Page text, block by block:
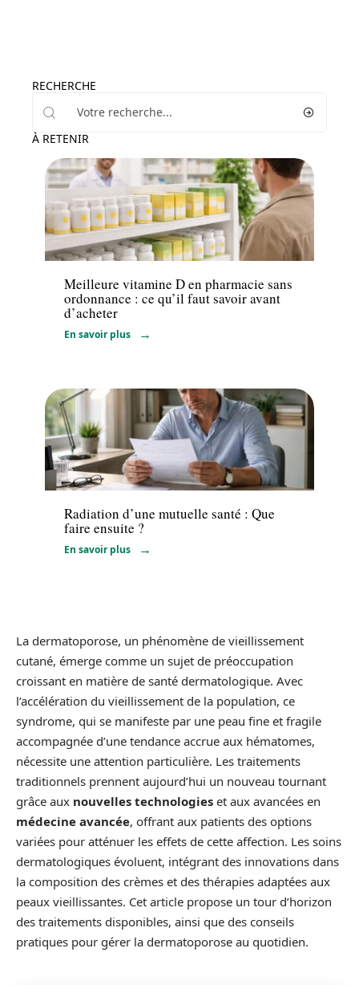
RECHERCHE
À RETENIR
Santé
Meilleure vitamine D en pharmacie sans
ordonnance : ce qu’il faut savoir avant
d’acheter
En savoir plus
Santé
Radiation d’une mutuelle santé : Que
faire ensuite ?
En savoir plus
La dermatoporose, un phénomène de vieillissement
cutané, émerge comme un sujet de préoccupation
croissant en matière de santé dermatologique. Avec
l’accélération du vieillissement de la population, ce
syndrome, qui se manifeste par une peau fine et fragile
accompagnée d’une tendance accrue aux hématomes,
nécessite une attention particulière. Les traitements
traditionnels prennent aujourd’hui un nouveau tournant
grâce aux nouvelles technologies et aux avancées en
médecine avancée, offrant aux patients des options
variées pour atténuer les effets de cette affection. Les soins
dermatologiques évoluent, intégrant des innovations dans
la composition des crèmes et des thérapies adaptées aux
peaux vieillissantes. Cet article propose un tour d’horizon
des traitements disponibles, ainsi que des conseils
pratiques pour gérer la dermatoporose au quotidien.